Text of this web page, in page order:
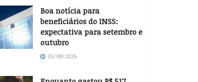
Boa notícia para
beneficiários do INSS:
expectativa para setembro e
outubro
05/08/2026